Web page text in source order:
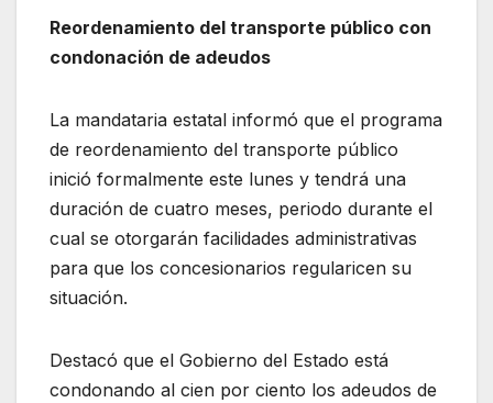
Reordenamiento del transporte público con
condonación de adeudos
La mandataria estatal informó que el programa
de reordenamiento del transporte público
inició formalmente este lunes y tendrá una
duración de cuatro meses, periodo durante el
cual se otorgarán facilidades administrativas
para que los concesionarios regularicen su
situación.
Destacó que el Gobierno del Estado está
condonando al cien por ciento los adeudos de